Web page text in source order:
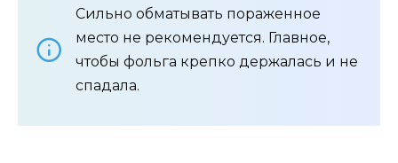
Сильно обматывать пораженное
место не рекомендуется. Главное,
чтобы фольга крепко держалась и не
спадала.